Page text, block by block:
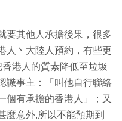
要其他人承擔後果，很多
人丶大陸人預約，有些更
港人的質素降低至垃圾
識事主：「叫他自行聯絡
個有承擔的香港人」；又
麼意外,所以不能預期到